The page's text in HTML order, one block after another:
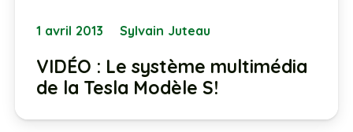
1 avril 2013 Sylvain Juteau
VIDÉO : Le système multimédia
de la Tesla Modèle S!